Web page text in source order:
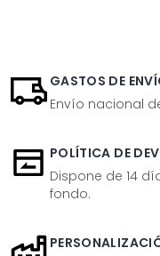
GASTOS DE
Envío nacional
POLÍTICA DE
Dispone de 14
fondo.